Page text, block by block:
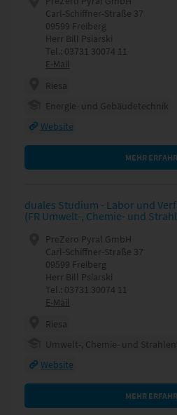
Carl-Schiffner-Straße 37
09599 Freiberg
Herr Bill Psiarski
Tel.: 03731 30074 11
E-Mail
Riesa
Energie- und Gebäudetechnik
Website
MEHR
duales Studium - Labor und
(FR Umwelt-, Chemie- und
PreZero Pyral GmbH
Carl-Schiffner-Straße 37
09599 Freiberg
Herr Bill Psiarski
Tel.: 03731 30074 11
E-Mail
Riesa
Umwelt-, Chemie- und
Website
MEHR